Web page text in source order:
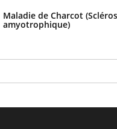
Maladie de Charcot
amyotrophique)